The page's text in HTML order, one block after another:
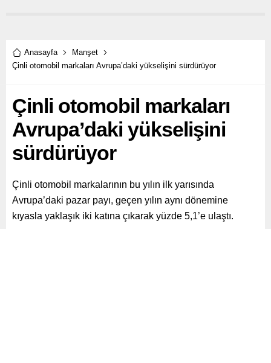
Anasayfa
Manşet
Çinli otomobil markaları Avrupa’daki yükselişini sürdürüyor
Çinli otomobil markaları
Avrupa’daki yükselişini
sürdürüyor
Çinli otomobil markalarının bu yılın ilk yarısında
Avrupa’daki pazar payı, geçen yılın aynı dönemine
kıyasla yaklaşık iki katına çıkarak yüzde 5,1’e ulaştı.